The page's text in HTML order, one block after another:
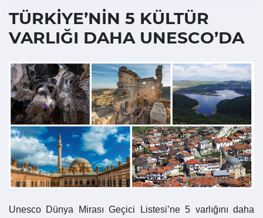
TÜRKİYE’NİN 5 KÜLTÜR
VARLIĞI DAHA UNESCO’DA
Unesco Dünya Mirası Geçici Listesi’ne 5 varlığını daha